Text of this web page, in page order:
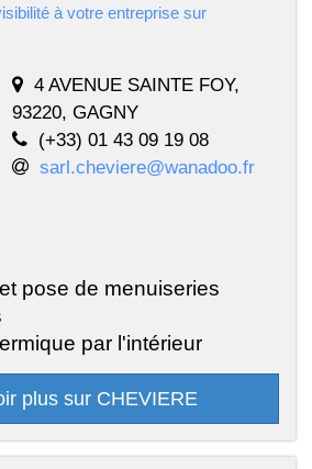
à votre entreprise sur
4 AVENUE SAINTE FOY,
93220, GAGNY
(+33) 01 43 09 19 08
sarl.cheviere@wanadoo.fr
pose de menuiseries
par l'intérieur
plus sur CHEVIERE